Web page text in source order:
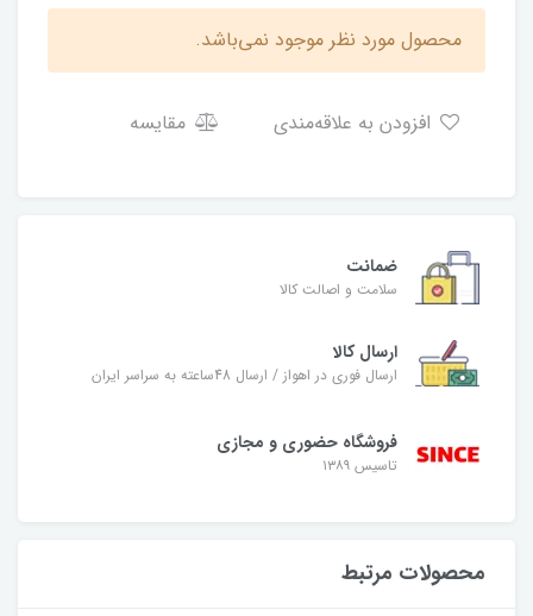
محصول مورد نظر موجود نمی‌باشد.
مقایسه
ضمانت
سلامت و اصالت کالا
ارسال کالا
ارسال فوری در اهواز / ارسال 48ساعته به سراسر ایران
فروشگاه حضوری و مجازی
تاسیس ۱۳۸۹
محصولات مرتبط